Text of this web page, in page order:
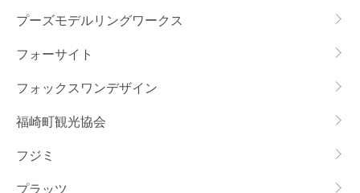
プーズモデルリングワークス
フォーサイト
フォックスワンデザイン
福崎町観光協会
フジミ
プラッツ